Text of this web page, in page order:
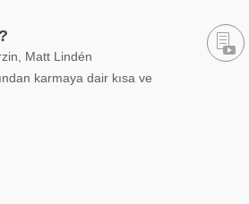
Matt Lindén
karmaya dair kısa ve